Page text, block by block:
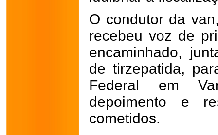
O condutor da
recebeu voz de
encaminhado,
de tirzepatida,
Federal em
depoimento e
cometidos.